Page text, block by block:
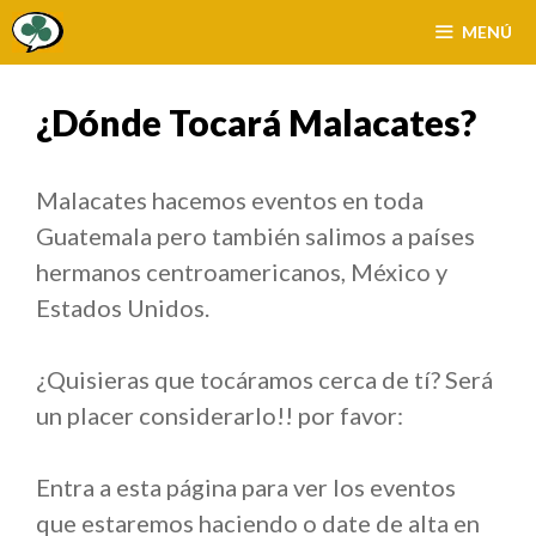
Saltar
MENÚ
¿Dónde Tocará Malacates?
Malacates hacemos eventos en toda
Guatemala pero también salimos a países
hermanos centroamericanos, México y
Estados Unidos.
¿Quisieras que tocáramos cerca de tí? Será
un placer considerarlo!! por favor:
Entra a esta página para ver los eventos
que estaremos haciendo o date de alta en